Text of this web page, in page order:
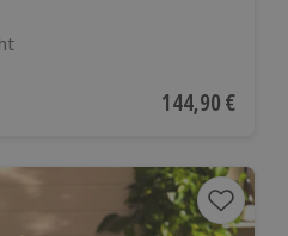
auf 16 Bewertungen
Aktueller Preis
144,90 €